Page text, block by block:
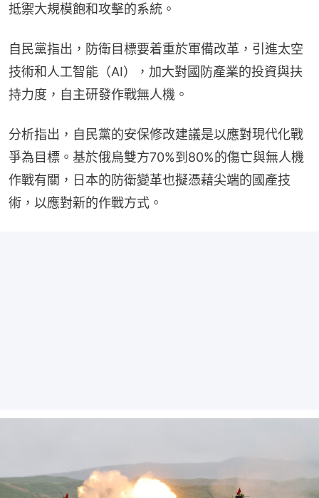
抵禦大規模飽和攻擊的系統。
自民黨指出，防衛目標要着重於軍備改革，引進太空
技術和人工智能（AI），加大對國防產業的投資與扶
持力度，自主研發作戰無人機。
分析指出，自民黨的安保修改建議是以應對現代化戰
爭為目標。基於俄烏雙方70%到80%的傷亡與無人機
作戰有關，日本的防衛變革也擬憑藉尖端的國產技
術，以應對新的作戰方式。